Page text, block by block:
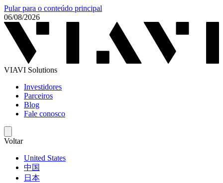
Pular para o conteúdo principal
06/08/2026
VIAVI Solutions
Investidores
Parceiros
Blog
Fale conosco
Voltar
United States
中国
日本